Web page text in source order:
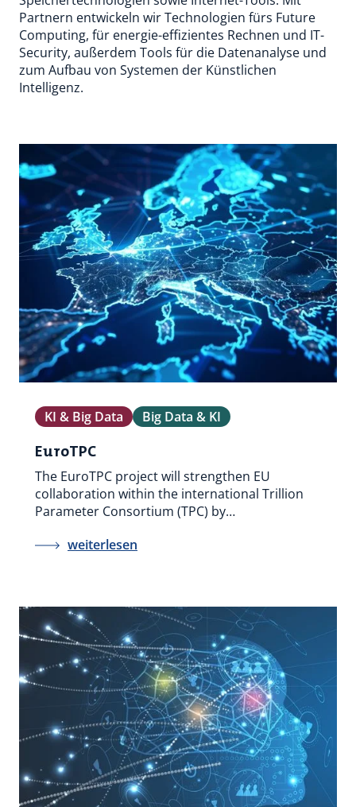
Partnern entwickeln wir Technologien fürs Future
Computing, für energie-effizientes Rechnen und IT-
Security, außerdem Tools für die Datenanalyse und
zum Aufbau von Systemen der Künstlichen
Intelligenz.
KI & Big Data Big Data & KI
EuroTPC
The EuroTPC project will strengthen EU
collaboration within the international Trillion
Parameter Consortium (TPC) by…
weiterlesen